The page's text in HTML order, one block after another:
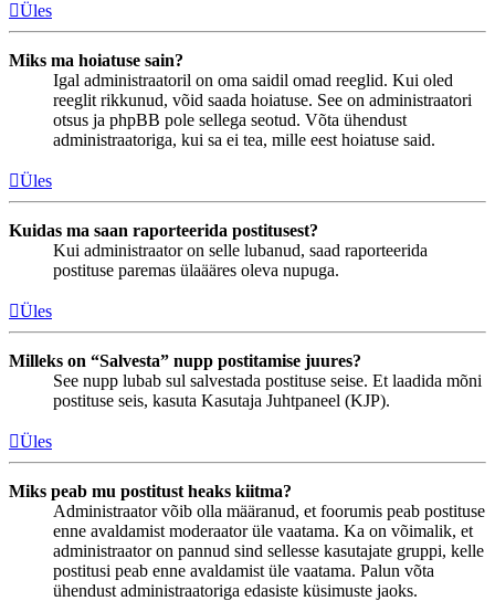
Üles
Miks ma hoiatuse sain?
Igal administraatoril on oma saidil omad reeglid. Kui oled
reeglit rikkunud, võid saada hoiatuse. See on administraatori
otsus ja phpBB pole sellega seotud. Võta ühendust
administraatoriga, kui sa ei tea, mille eest hoiatuse said.
Üles
Kuidas ma saan raporteerida postitusest?
Kui administraator on selle lubanud, saad raporteerida
postituse paremas ülaääres oleva nupuga.
Üles
Milleks on “Salvesta” nupp postitamise juures?
See nupp lubab sul salvestada postituse seise. Et laadida mõni
postituse seis, kasuta Kasutaja Juhtpaneel (KJP).
Üles
Miks peab mu postitust heaks kiitma?
Administraator võib olla määranud, et foorumis peab postituse
enne avaldamist moderaator üle vaatama. Ka on võimalik, et
administraator on pannud sind sellesse kasutajate gruppi, kelle
postitusi peab enne avaldamist üle vaatama. Palun võta
ühendust administraatoriga edasiste küsimuste jaoks.